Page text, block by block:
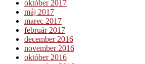
október 2017
máj 2017
marec 2017
február 2017
december 2016
november 2016
október 2016